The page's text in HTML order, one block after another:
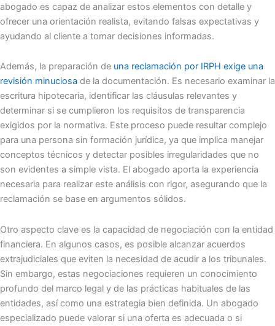
abogado es capaz de analizar estos elementos con detalle y
ofrecer una orientación realista, evitando falsas expectativas y
ayudando al cliente a tomar decisiones informadas.
Además, la preparación de una reclamación por IRPH exige una
revisión minuciosa de la documentación. Es necesario examinar la
escritura hipotecaria, identificar las cláusulas relevantes y
determinar si se cumplieron los requisitos de transparencia
exigidos por la normativa. Este proceso puede resultar complejo
para una persona sin formación jurídica, ya que implica manejar
conceptos técnicos y detectar posibles irregularidades que no
son evidentes a simple vista. El abogado aporta la experiencia
necesaria para realizar este análisis con rigor, asegurando que la
reclamación se base en argumentos sólidos.
Otro aspecto clave es la capacidad de negociación con la entidad
financiera. En algunos casos, es posible alcanzar acuerdos
extrajudiciales que eviten la necesidad de acudir a los tribunales.
Sin embargo, estas negociaciones requieren un conocimiento
profundo del marco legal y de las prácticas habituales de las
entidades, así como una estrategia bien definida. Un abogado
especializado puede valorar si una oferta es adecuada o si